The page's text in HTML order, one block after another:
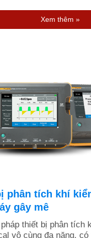
Xem thêm »
phân tích khí
gây mê
thiết bị phân tích
vô cùng đa năng,